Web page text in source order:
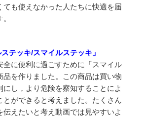
ても使えなかった人たちに快適を届
テッキ/スマイルステッキ」
全に便利に過ごすために「スマイル
品を作りました。この商品は買い物
にし，より危険を察知することによ
とができると考えました。たくさん
伝えたいと考え動画では見やすいよ